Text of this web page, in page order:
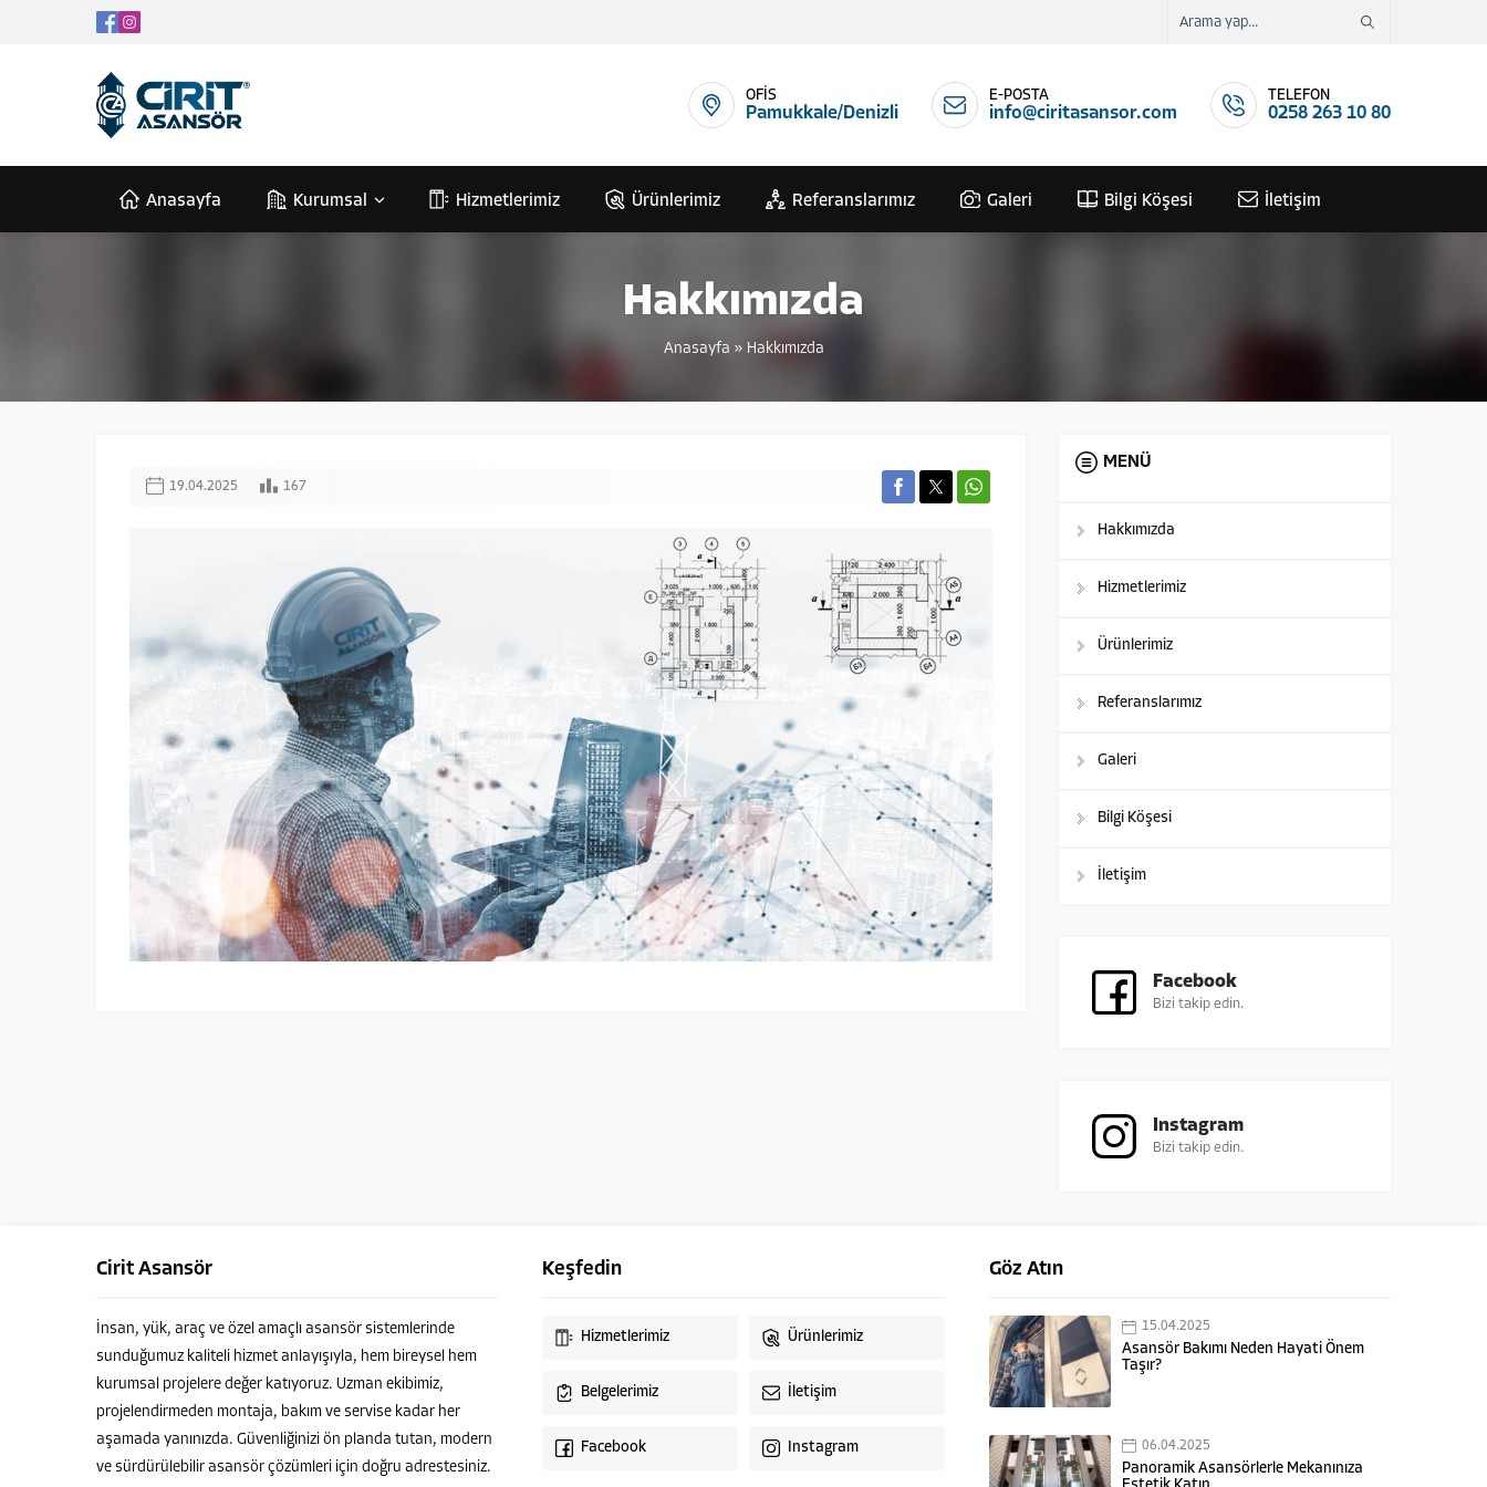
OFİS
Pamukkale/Denizli
E-POSTA
info@ciritasansor.com
TELEFON
0258 263 10 80
Anasayfa Kurumsal Hizmetlerimiz Ürünlerimiz Referanslarımız Galeri Bilgi Köşesi İletişim
Hakkımızda
Anasayfa » Hakkımızda
19.04.2025 167
MENÜ
Hakkımızda
Hizmetlerimiz
Ürünlerimiz
Referanslarımız
Galeri
Bilgi Köşesi
İletişim
Facebook
Bizi takip edin.
Instagram
Bizi takip edin.
Cirit Asansör
İnsan, yük, araç ve özel amaçlı asansör sistemlerinde
sunduğumuz kaliteli hizmet anlayışıyla, hem bireysel hem
kurumsal projelere değer katıyoruz. Uzman ekibimiz,
projelendirmeden montaja, bakım ve servise kadar her
aşamada yanınızda. Güvenliğinizi ön planda tutan, modern
ve sürdürülebilir asansör çözümleri için doğru adrestesiniz.
Keşfedin
Hizmetlerimiz Ürünlerimiz
Belgelerimiz İletişim
Facebook Instagram
Göz Atın
15.04.2025
Asansör Bakımı Neden Hayati Önem
Taşır?
06.04.2025
Panoramik Asansörlerle Mekanınıza